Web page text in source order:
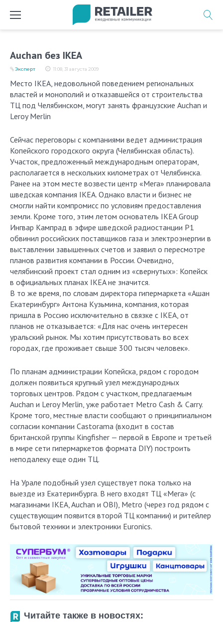
Auchan без IKEA
11:08, 31 августа 2009
Эксперт
Место IKEA, недовольной поведением региональных
властей и монополий и отказавшейся от строительства
ТЦ под Челябинском, могут занять французские Auchan и
Leroy Merlin
Сейчас переговоры с компаниями ведет администрация
Копейского городского округа (Челябинская область).
Участок, предложенный международным операторам,
располагается в нескольких километрах от Челябинска.
Ранее на этом месте возвести центр «Мега» планировала
шведская компания IKEA. Однако власти и бизнес не
смогли найти компромисс по условиям предоставления
земли. Кроме того, этим летом основатель IKEA Group
Ингвар Кампрад в эфире шведской радиостанции P1
обвинил российских поставщиков газа и электроэнергии в
выставлении завышенных счетов и заявил о пересмотре
планов развития компании в России. Очевидно,
челябинский проект стал одним из «свернутых»: Копейск
в официальных планах IKEA не значится.
В то же время, по словам директора гипермаркета «Ашан
Екатеринбург» Антона Кузьмина, компания, которая
пришла в Россию исключительно в связке с IKEA, от
планов не отказывается: «Для нас очень интересен
уральский рынок. Мы хотим присутствовать во всех
городах, где проживает свыше 300 тысяч человек».
По планам администрации Копейска, рядом с городом
должен появиться крупный узел международных
торговых центров. Рядом с участком, предлагаемым
Auchan и Leroy Merlin, уже работает Metro Cash & Carry.
Кроме того, местные власти сообщают о принципиальном
согласии компании Castorama (входит в состав
британской группы Kingfisher — первой в Европе и третьей
в мире сети гипермаркетов формата DIY) построить
неподалеку еще один ТЦ.
На Урале подобный узел существует пока только на
выезде из Екатеринбурга. В него входят ТЦ «Мега» (с
магазинами IKEA, Auchan и OBI), Metro (через год рядом с
существующим появится второй ТЦ компании) и ритейлер
бытовой техники и электроники Euronics.
Читайте также в новостях: